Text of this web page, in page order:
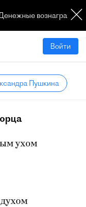
Войти
Пушкина
ухом